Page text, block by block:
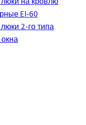
EI-60
2-го типа